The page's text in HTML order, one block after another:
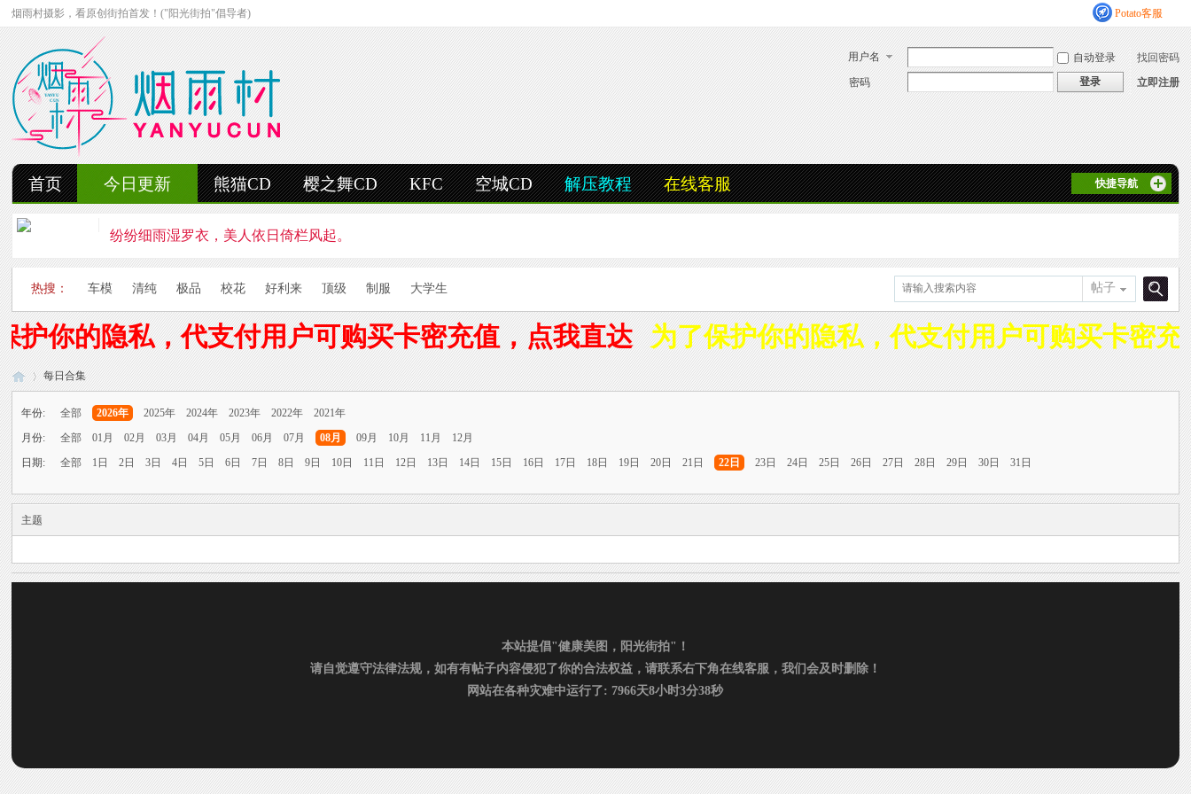
烟雨村摄影，看原创街拍首发！("阳光街拍"倡导者) Potato客服
用户名 自动登录
找回密码
密码
登录 立即注册
快捷导航
首页 今日更新 熊猫CD 樱之舞CD KFC 空城CD 解压教程 在线客服
纷纷细雨湿罗衣，美人依日倚栏风起。
轻抚细雨洒红楼，美人徐步舞花楸。
妍姿如水舞雨涵，美人翩然走湖畔。
风雨中的美人啊，纤腰若素玉，乱发似云烟。
雨中邂逅美人笑，花颜如露醉心间。
霏霏细雨湿樱唇，美人微笑照晚云。
热搜： 车模 清纯 极品 校花 好利来 顶级 制服 大学生 帖子
搜
索
护你的隐私，代支付用户可购买卡密充值，点我直达 为了保护你的隐私，代支付用户可购买卡密充
每日合集
年份: 全部 2026年 2025年 2024年 2023年 2022年
2021年
月份:
全部 01月 02月 03月 04月 05月 06月 07月 08月 09月 10月 11月
12月
日期:
全部 1日 2日 3日 4日 5日 6日 7日 8日 9日 10日 11日 12日 13日 14日 15日 16日 17日 18日 19日 20日 21日 22日 23日 24日 25日 26日 27日 28日 29日 30日 31日
主题
本站提倡"健康美图，阳光街拍"！
请自觉遵守法律法规，如有有帖子内容侵犯了你的合法权益，请联系右下角在线客服，我们会及时删除！
网站在各种灾难中运行了: 7966天8小时3分38秒